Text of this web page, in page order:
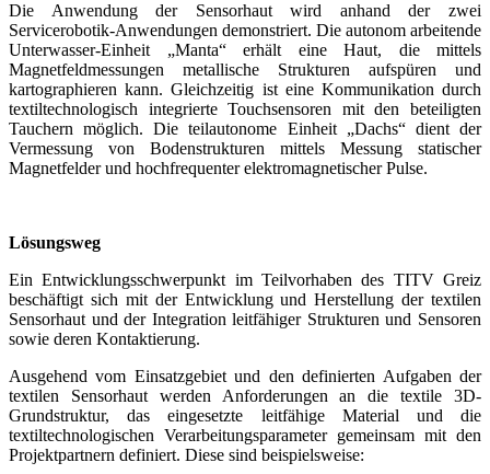
Die Anwendung der Sensorhaut wird anhand der zwei
Servicerobotik-Anwendungen demonstriert. Die autonom arbeitende
Unterwasser-Einheit „Manta“ erhält eine Haut, die mittels
Magnetfeldmessungen metallische Strukturen aufspüren und
kartographieren kann. Gleichzeitig ist eine Kommunikation durch
textiltechnologisch integrierte Touchsensoren mit den beteiligten
Tauchern möglich. Die teilautonome Einheit „Dachs“ dient der
Vermessung von Bodenstrukturen mittels Messung statischer
Magnetfelder und hochfrequenter elektromagnetischer Pulse.
Lösungsweg
Ein Entwicklungsschwerpunkt im Teilvorhaben des TITV Greiz
beschäftigt sich mit der Entwicklung und Herstellung der textilen
Sensorhaut und der Integration leitfähiger Strukturen und Sensoren
sowie deren Kontaktierung.
Ausgehend vom Einsatzgebiet und den definierten Aufgaben der
textilen Sensorhaut werden Anforderungen an die textile 3D-
Grundstruktur, das eingesetzte leitfähige Material und die
textiltechnologischen Verarbeitungsparameter gemeinsam mit den
Projektpartnern definiert. Diese sind beispielsweise: